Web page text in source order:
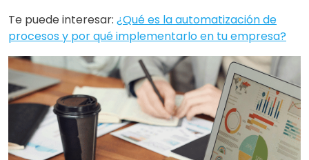
Te puede interesar: ¿Qué es la automatización de
procesos y por qué implementarlo en tu empresa?